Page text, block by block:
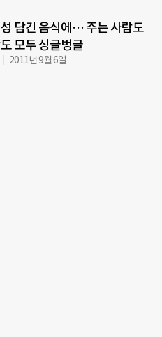
담긴 음식에… 주는 사람도
모두 싱글벙글
2011년 9월 6일